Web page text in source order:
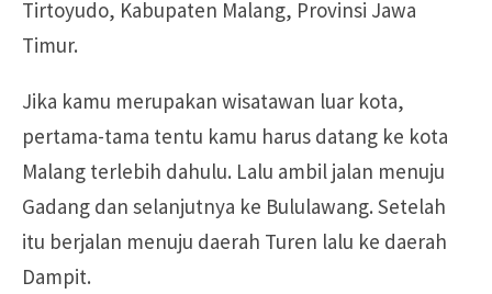
Tirtoyudo, Kabupaten Malang, Provinsi Jawa
Timur.
Jika kamu merupakan wisatawan luar kota,
pertama-tama tentu kamu harus datang ke kota
Malang terlebih dahulu. Lalu ambil jalan menuju
Gadang dan selanjutnya ke Bululawang. Setelah
itu berjalan menuju daerah Turen lalu ke daerah
Dampit.